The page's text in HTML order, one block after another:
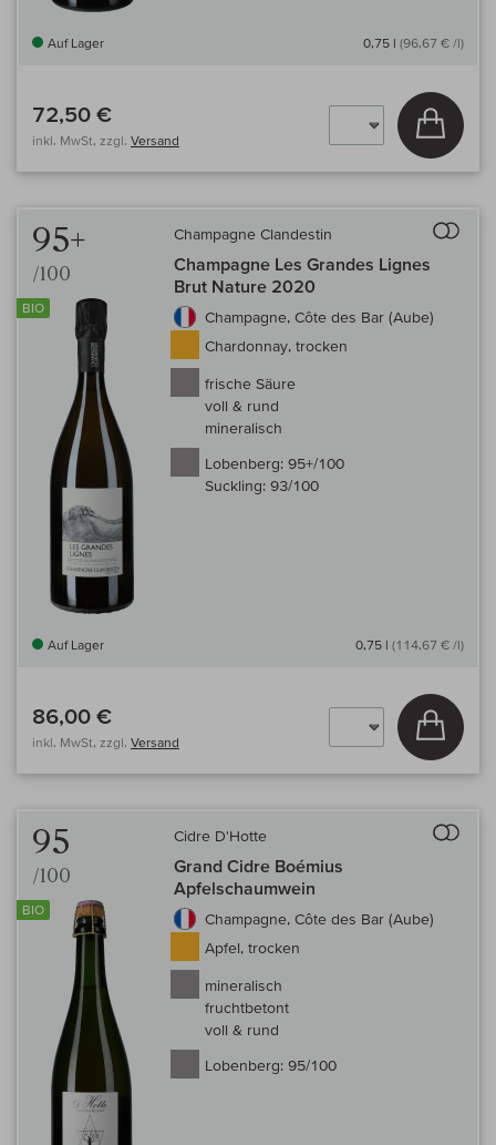
Auf Lager 0,75 l (96,67 € /l)
72,50 €
inkl. MwSt, zzgl. Versand
In
95+
/100
BIO
Champagne Clandestin
Champagne Les Grandes Lignes
Brut Nature 2020
Champagne, Côte des Bar (Aube)
Chardonnay, trocken
frische Säure
voll & rund
mineralisch
Lobenberg: 95+/100
Suckling: 93/100
Auf Lager 0,75 l (114,67 € /l)
86,00 €
inkl. MwSt, zzgl. Versand
In
95
/100
BIO
Cidre D'Hotte
Grand Cidre Boémius
Apfelschaumwein
Champagne, Côte des Bar (Aube)
Apfel, trocken
mineralisch
fruchtbetont
voll & rund
Lobenberg: 95/100